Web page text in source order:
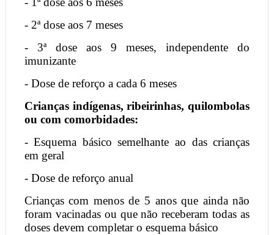
- 2ª dose aos 7 meses
- 3ª dose aos 9 meses, independente do
imunizante
- Dose de reforço a cada 6 meses
Crianças indígenas, ribeirinhas, quilombolas
ou com comorbidades:
- Esquema básico semelhante ao das crianças
em geral
- Dose de reforço anual
Crianças com menos de 5 anos que ainda não
foram vacinadas ou que não receberam todas as
doses devem completar o esquema básico